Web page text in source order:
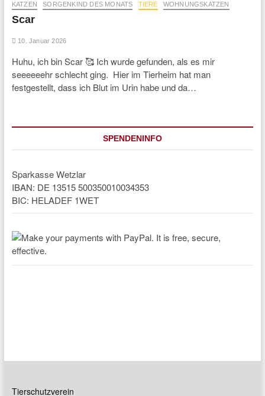
KATZEN SORGENKIND DES MONATS TIERE WOHNUNGSKATZEN
Scar
10. Januar 2026
Huhu, ich bin Scar 🥰 Ich wurde gefunden, als es mir
seeeeeehr schlecht ging. Hier im Tierheim hat man
festgestellt, dass ich Blut im Urin habe und da…
SPENDENINFO
Sparkasse Wetzlar
IBAN: DE 13515 500350010034353
BIC: HELADEF 1WET
Tierschutzverein